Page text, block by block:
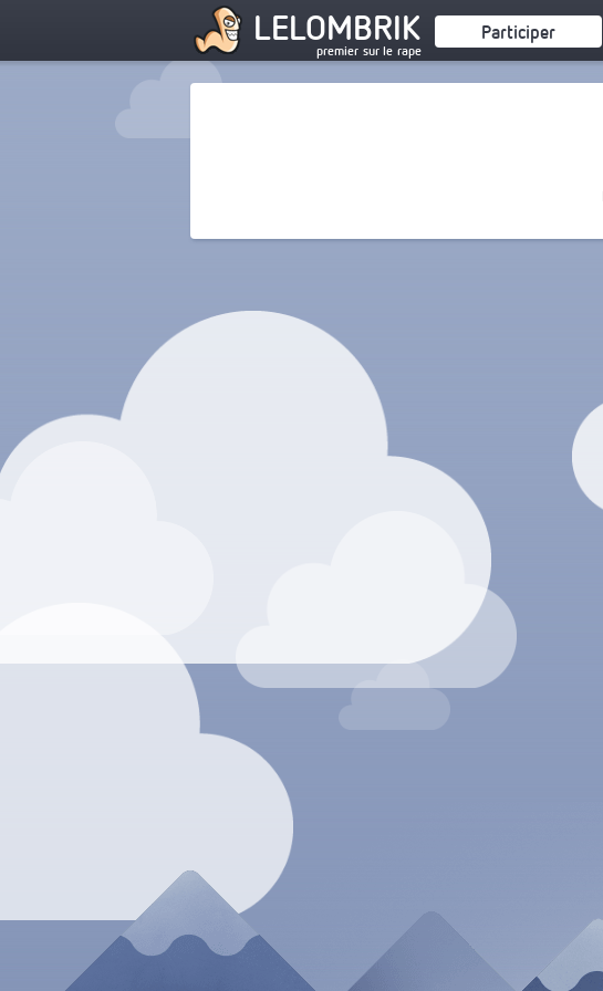
LELOMBRIK
premier sur le rape
Participer